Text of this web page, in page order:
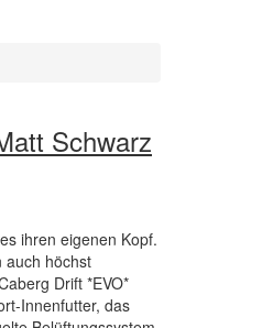
Schwarz
ihren eigenen Kopf.
auch höchst
Drift *EVO*
Innenfutter, das